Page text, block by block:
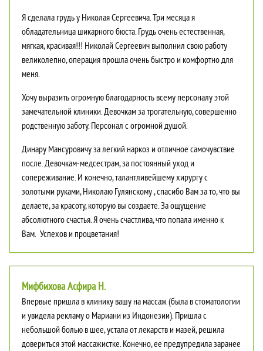
Я сделала грудь у Николая Сергеевича. Три месяца я
обладательница шикарного бюста. Грудь очень естественная,
мягкая, красивая!!! Николай Сергеевич выполнил свою работу
великолепно, операция прошла очень быстро и комфортно для
меня.
Хочу выразить огромную благодарность всему персоналу этой
замечательной клиники. Девочкам за трогательную, совершенно
родственную заботу. Персонал с огромной душой.
Динару Мансуровичу за легкий наркоз и отличное самочувствие
после. Девочкам-медсестрам, за постоянный уход и
сопереживание. И конечно, талантливейшему хирургу с
золотыми руками, Николаю Гулянскому , спасибо Вам за то, что вы
делаете, за красоту, которую вы создаете. За ощущение
абсолютного счастья. Я очень счастлива, что попала именно к
Вам. Успехов и процветания!
Впервые пришла в клинику вашу на массаж (была в стоматологии
и увидела рекламу о Мариани из Индонезии). Пришла с
небольшой болью в шее, устала от лекарств и мазей, решила
довериться этой массажистке. Конечно, ее предупредила заранее
Мифбихова Асфира Н.